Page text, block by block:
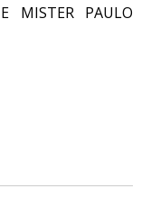
MISTER PAULO